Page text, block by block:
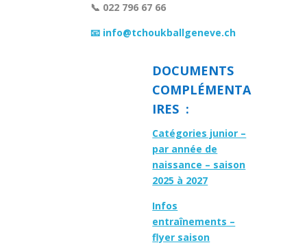
📞 022 796 67 66
📧 info@tchoukballgeneve.ch
DOCUMENTS
COMPLÉMENTA
IRES :
Catégories junior –
par année de
naissance – saison
2025 à 2027
Infos
entraînements –
flyer saison